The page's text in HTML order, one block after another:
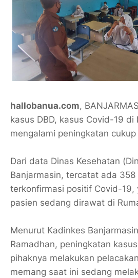
hallobanua.com,
kasus DBD, kasus Covid-19 di
mengalami peningkatan
Dari data Dinas Kesehatan
Banjarmasin, tercatat ada 358
terkonfirmasi positif Covid-19,
pasien sedang dirawat di
Menurut Kadinkes
Ramadhan, peningkatan
pihaknya melakukan
memang saat ini sedang